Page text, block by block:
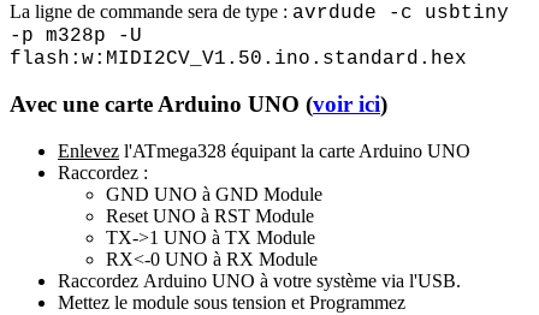
La ligne de commande sera de type : avrdude -c usbtiny
-p m328p -U
flash:w:MIDI2CV_V1.50.ino.standard.hex
Avec une carte Arduino UNO (voir ici)
Enlevez l'ATmega328 équipant la carte Arduino UNO
Raccordez :
GND UNO à GND Module
Reset UNO à RST Module
TX->1 UNO à TX Module
RX<-0 UNO à RX Module
Raccordez Arduino UNO à votre système via l'USB.
Mettez le module sous tension et Programmez